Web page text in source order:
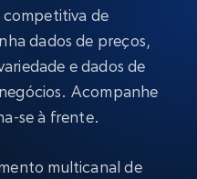
de
dados de preços,
e dados de
Acompanhe
se à frente.
multicanal de